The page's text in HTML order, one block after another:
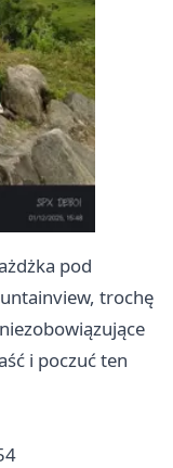
pod
trochę
i poczuć ten